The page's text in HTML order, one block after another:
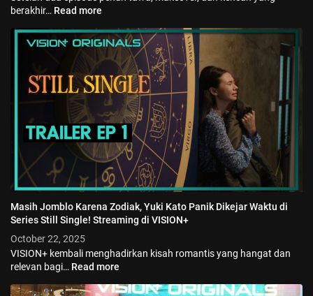
berakhir… Read more
Masih Jomblo Karena Zodiak, Yuki Kato Panik Dikejar Waktu di
Series Still Single! Streaming di VISION+
October 22, 2025
VISION+ kembali menghadirkan kisah romantis yang hangat dan
relevan bagi… Read more